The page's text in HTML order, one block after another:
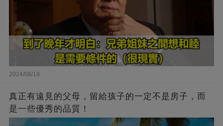
2024/08/19
真正有遠見的父母，留給孩子的一定不是房子，而
是一些優秀的品質！